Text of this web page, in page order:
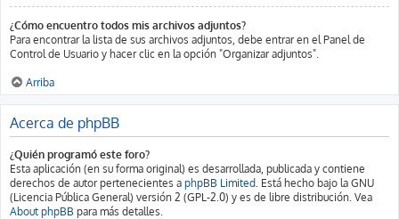
¿Cómo encuentro todos mis archivos adjuntos?
Para encontrar la lista de sus archivos adjuntos, debe entrar en el Panel de
Control de Usuario y hacer clic en la opción "Organizar adjuntos".
Arriba
Acerca de phpBB
¿Quién programó este foro?
Esta aplicación (en su forma original) es desarrollada, publicada y contiene
derechos de autor pertenecientes a phpBB Limited. Está hecho bajo la GNU
(Licencia Pública General) versión 2 (GPL-2.0) y es de libre distribución. Vea
About phpBB para más detalles.